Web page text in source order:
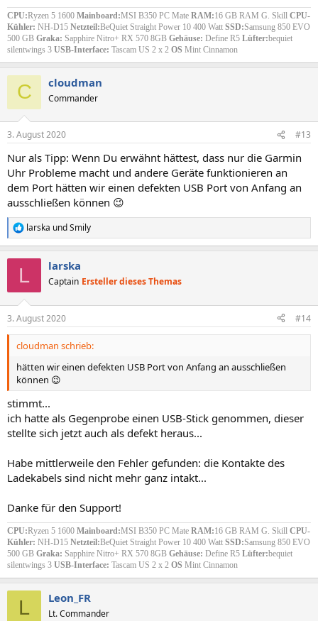
CPU:Ryzen 5 1600 Mainboard:MSI B350 PC Mate RAM:16 GB RAM G. Skill CPU-
Kühler: NH-D15 Netzteil:BeQuiet Straight Power 10 400 Watt SSD:Samsung 850 EVO
500 GB Graka: Sapphire Nitro+ RX 570 8GB Gehäuse: Define R5 Lüfter:bequiet
silentwings 3 USB-Interface: Tascam US 2 x 2 OS Mint Cinnamon
C cloudman
Commander
3. August 2020 #13
Nur als Tipp: Wenn Du erwähnt hättest, dass nur die Garmin
Uhr Probleme macht und andere Geräte funktionieren an
dem Port hätten wir einen defekten USB Port von Anfang an
ausschließen können 😉
R
e
e
n
larska undSmily
L larska
Captain Ersteller dieses Themas
3. August 2020 #14
cloudman schrieb:
hätten wir einen defekten USB Port von Anfang an ausschließen
können 😉
stimmt...
ich hatte als Gegenprobe einen USB-Stick genommen, dieser
stellte sich jetzt auch als defekt heraus...
Habe mittlerweile den Fehler gefunden: die Kontakte des
Ladekabels sind nicht mehr ganz intakt...
Danke für den Support!
CPU:Ryzen 5 1600 Mainboard:MSI B350 PC Mate RAM:16 GB RAM G. Skill CPU-
Kühler: NH-D15 Netzteil:BeQuiet Straight Power 10 400 Watt SSD:Samsung 850 EVO
500 GB Graka: Sapphire Nitro+ RX 570 8GB Gehäuse: Define R5 Lüfter:bequiet
silentwings 3 USB-Interface: Tascam US 2 x 2 OS Mint Cinnamon
L Leon_FR
Lt. Commander